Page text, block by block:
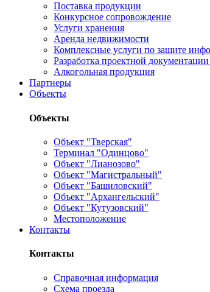
Поставка продукции
Конкурсное сопровождение
Услуги хранения
Аренда недвижимости
Комплексные услуги по защите
Разработка проектной
Алкогольная продукция
Партнеры
Объекты
Объекты
Объект "Тверская"
Терминал "Одинцово"
Объект "Лианозово"
Объект "Магистральный"
Объект "Башиловский"
Объект "Архангельский"
Объект "Кутузовский"
Местоположение
Контакты
Контакты
Справочная информация
Схема проезда